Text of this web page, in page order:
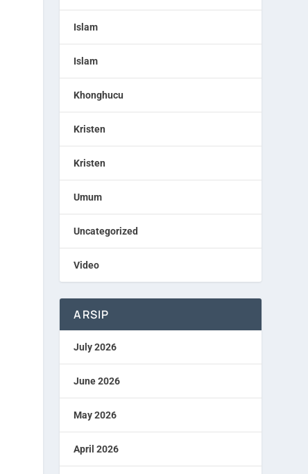
Islam
Islam
Khonghucu
Kristen
Kristen
Umum
Uncategorized
Video
ARSIP
July 2026
June 2026
May 2026
April 2026